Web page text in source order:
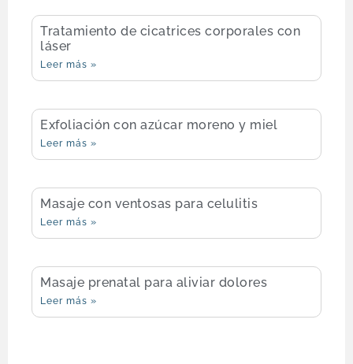
Tratamiento de cicatrices corporales con
láser
Leer más »
Exfoliación con azúcar moreno y miel
Leer más »
Masaje con ventosas para celulitis
Leer más »
Masaje prenatal para aliviar dolores
Leer más »